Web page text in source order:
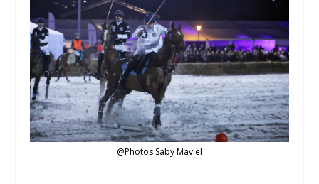
@Photos Saby Maviel